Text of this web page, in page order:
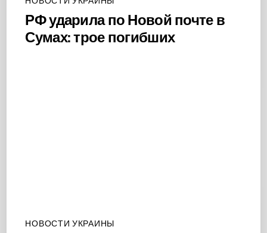
РФ ударила по Новой почте в
Сумах: трое погибших
НОВОСТИ УКРАИНЫ